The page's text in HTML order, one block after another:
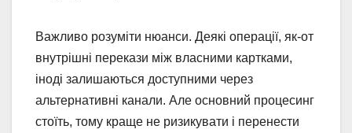
Важливо розуміти нюанси. Деякі операції, як-от
внутрішні перекази між власними картками,
іноді залишаються доступними через
альтернативні канали. Але основний процесинг
стоїть, тому краще не ризикувати і перенести